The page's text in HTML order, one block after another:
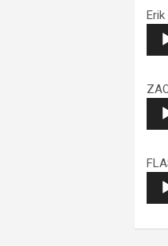
audio
audio
audio